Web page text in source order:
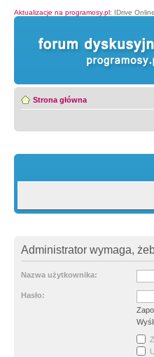
Aktualizacje na programosy.pl: IDrive
Strona główna
Administrator wymaga,
Nazwa użytkownika:
Hasło: